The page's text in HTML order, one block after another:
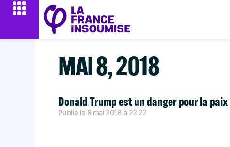
MAI 8, 2018
Donald Trump est un danger pour la paix
Publié le 8 mai 2018 à 22:22